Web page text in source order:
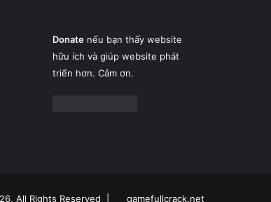
Donatenếu bạn thấy website
hữu ích và giúp website phát
triển hơn. Cảm ơn.
All Rights Reserved | gamefullcrack.net